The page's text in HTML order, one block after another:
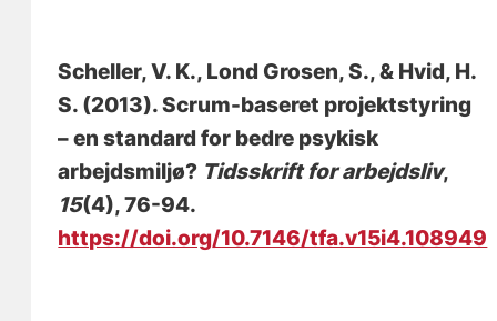
Scheller, V. K., Lond Grosen, S., & Hvid, H.
S. (2013).Scrum-baseret projektstyring
– en standard for bedre psykisk
arbejdsmiljø? Tidsskrift for arbejdsliv,
15(4), 76-94.
https://doi.org/10.7146/tfa.v15i4.108949